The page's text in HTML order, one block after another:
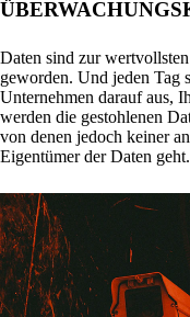
Daten sind zur
geworden. Und jeden Tag
Unternehmen darauf aus,
werden die gestohlenen
von denen jedoch keiner
Eigentümer der Daten geht.